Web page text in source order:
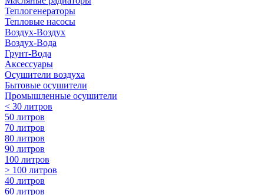
Теплогенераторы
Тепловые насосы
Воздух-Воздух
Воздух-Вода
Грунт-Вода
Аксессуары
Осушители воздуха
Бытовые осушители
Промышленные осушители
< 30 литров
50 литров
70 литров
80 литров
90 литров
100 литров
> 100 литров
40 литров
60 литров